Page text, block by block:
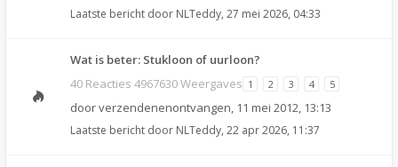
Laatste bericht door NLTeddy, 27 mei 2026, 04:33
Wat is beter: Stukloon of uurloon?
40 Reacties 4967630 Weergaves 1 2 3 4 5
doorverzendenenontvangen, 11 mei 2012, 13:13
Laatste bericht door NLTeddy, 22 apr 2026, 11:37